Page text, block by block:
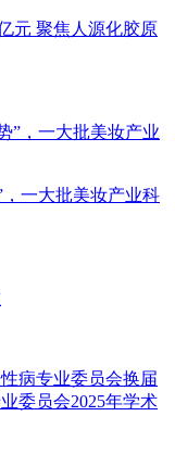
元 聚焦人源化胶原
一大批美妆产业科